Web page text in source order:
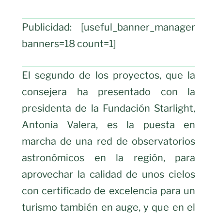
Publicidad: [useful_banner_manager
banners=18 count=1]
El segundo de los proyectos, que la
consejera ha presentado con la
presidenta de la Fundación Starlight,
Antonia Valera, es la puesta en
marcha de una red de observatorios
astronómicos en la región, para
aprovechar la calidad de unos cielos
con certificado de excelencia para un
turismo también en auge, y que en el